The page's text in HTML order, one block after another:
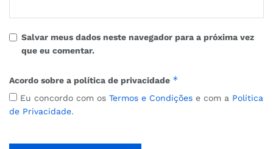
Salvar meus dados neste navegador para a próxima vez
que eu comentar.
Acordo sobre a política de privacidade *
Eu concordo com os Termos e Condições e com a Política
de Privacidade.